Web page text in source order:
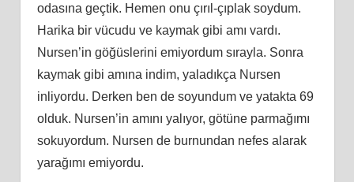
odasına geçtik. Hemen onu çırıl-çıplak soydum.
Harika bir vücudu ve kaymak gibi amı vardı.
Nursen’in göğüslerini emiyordum sırayla. Sonra
kaymak gibi amına indim, yaladıkça Nursen
inliyordu. Derken ben de soyundum ve yatakta 69
olduk. Nursen’in amını yalıyor, götüne parmağımı
sokuyordum. Nursen de burnundan nefes alarak
yarağımı emiyordu.